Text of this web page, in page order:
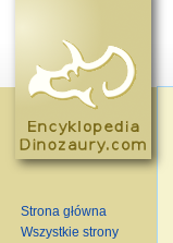
Strona główna
Wszystkie strony